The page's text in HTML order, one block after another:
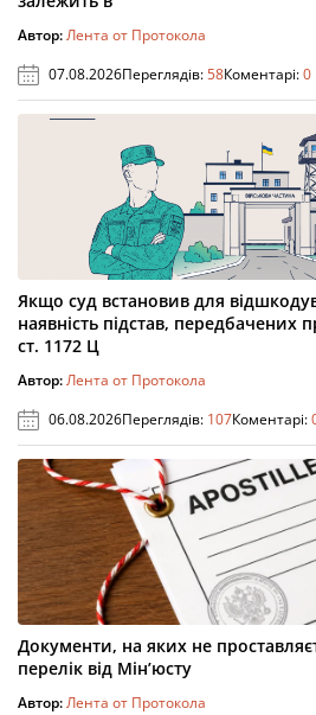
Автор:Лента от Протокола
07.08.2026Переглядів:58Коментарі:0
Якщо суд встановив для
наявність підстав, передбачених
ст. 1172 Ц
Автор:Лента от Протокола
06.08.2026Переглядів: 107Коментарі:
Документи, на яких не
перелік від Мін’юсту
Автор:Лента от Протокола